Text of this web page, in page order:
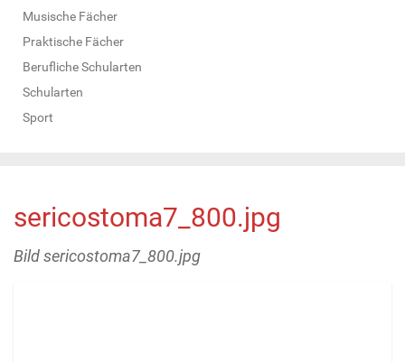
Musische Fächer
Praktische Fächer
Berufliche Schularten
Schularten
Sport
sericostoma7_800.jpg
Bild sericostoma7_800.jpg